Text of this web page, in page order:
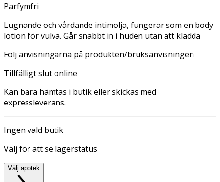
Parfymfri
Lugnande och vårdande intimolja, fungerar som en body
lotion för vulva. Går snabbt in i huden utan att kladda
Följ anvisningarna på produkten/bruksanvisningen
Tillfälligt slut online
Kan bara hämtas i butik eller skickas med
expressleverans.
Ingen vald butik
Välj för att se lagerstatus
Välj apotek